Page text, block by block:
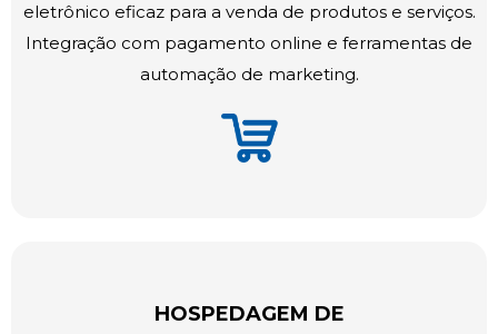
eletrônico eficaz para a venda de produtos e serviços.
Integração com pagamento online e ferramentas de
automação de marketing.
HOSPEDAGEM DE